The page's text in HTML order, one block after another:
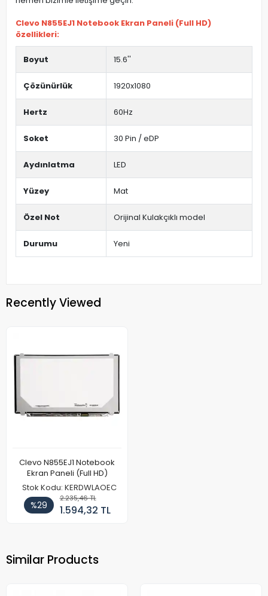
Clevo N855EJ1 Notebook Ekran Paneli (Full HD)
özellikleri:
Boyut 15.6''
Çözünürlük 1920x1080
Hertz 60Hz
Soket 30 Pin / eDP
Aydınlatma LED
Yüzey Mat
Özel Not Orijinal Kulakçıklı model
Durumu Yeni
Recently Viewed
Clevo N855EJ1 Notebook
Ekran Paneli (Full HD)
Stok Kodu: KERDWLAOEC
%29
2.235,46 TL
1.594,32 TL
Similar Products